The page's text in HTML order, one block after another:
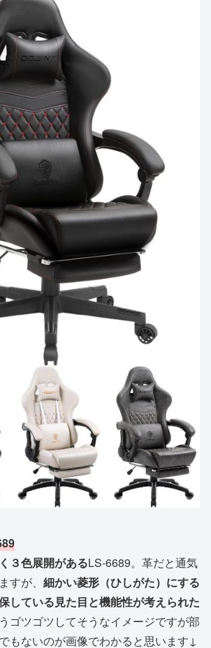
３色展開があるLS-6689。革だと通気
すが、 細かい菱形（ひしがた）にする
している見た目と機能性が考えられた
ゴツゴツしてそうなイメージですが部
もないのが画像でわかると思います↓